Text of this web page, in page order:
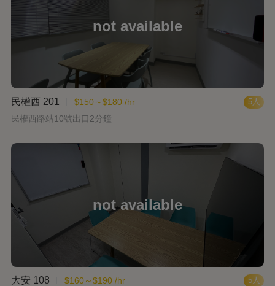
5人
民權西 201
$150～$180 /hr
民權西路站10號出口2分鐘
5人
大安 108
$160～$190 /hr